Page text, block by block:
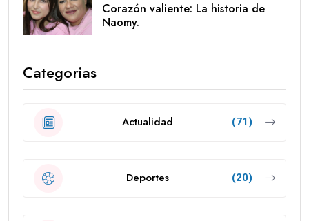
Corazón valiente: La historia de
Naomy.
Categorias
Actualidad (71)
Deportes (20)